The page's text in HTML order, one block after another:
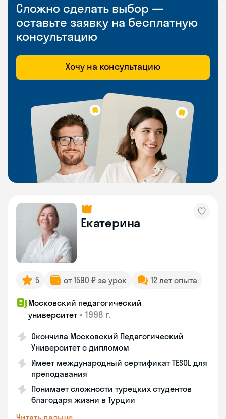
Сложно сделать выбор —
оставьте заявку на бесплатную
консультацию
Хочу на консультацию
Екатерина
5 от 1590 ₽ за урок 12 лет опыта
Московский педагогический
университет • 1998 г.
Окончила Московский Педагогический
Университет с дипломом
Имеет международный сертификат TESOL для
преподавания
Понимает сложности турецких студентов
благодаря жизни в Турции